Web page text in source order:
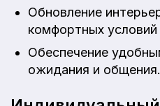
Обновление
комфортных
Обеспечение
ожидания и общения.